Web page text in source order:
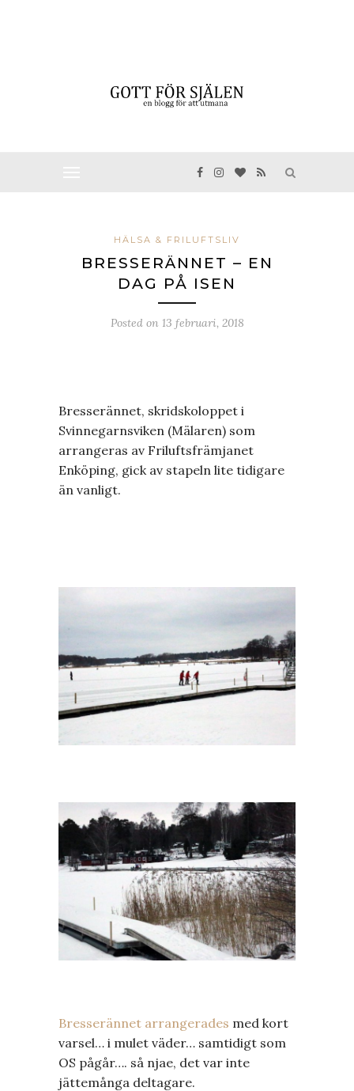
HÄLSA & FRILUFTSLIV
BRESSERÄNNET – EN
DAG PÅ ISEN
Posted on 13 februari, 2018
Bresserännet, skridskoloppet i
Svinnegarnsviken (Mälaren) som
arrangeras av Friluftsfrämjanet
Enköping, gick av stapeln lite tidigare
än vanligt.
Bresserännet arrangerades med kort
varsel… i mulet väder… samtidigt som
OS pågår…. så njae, det var inte
jättemånga deltagare.